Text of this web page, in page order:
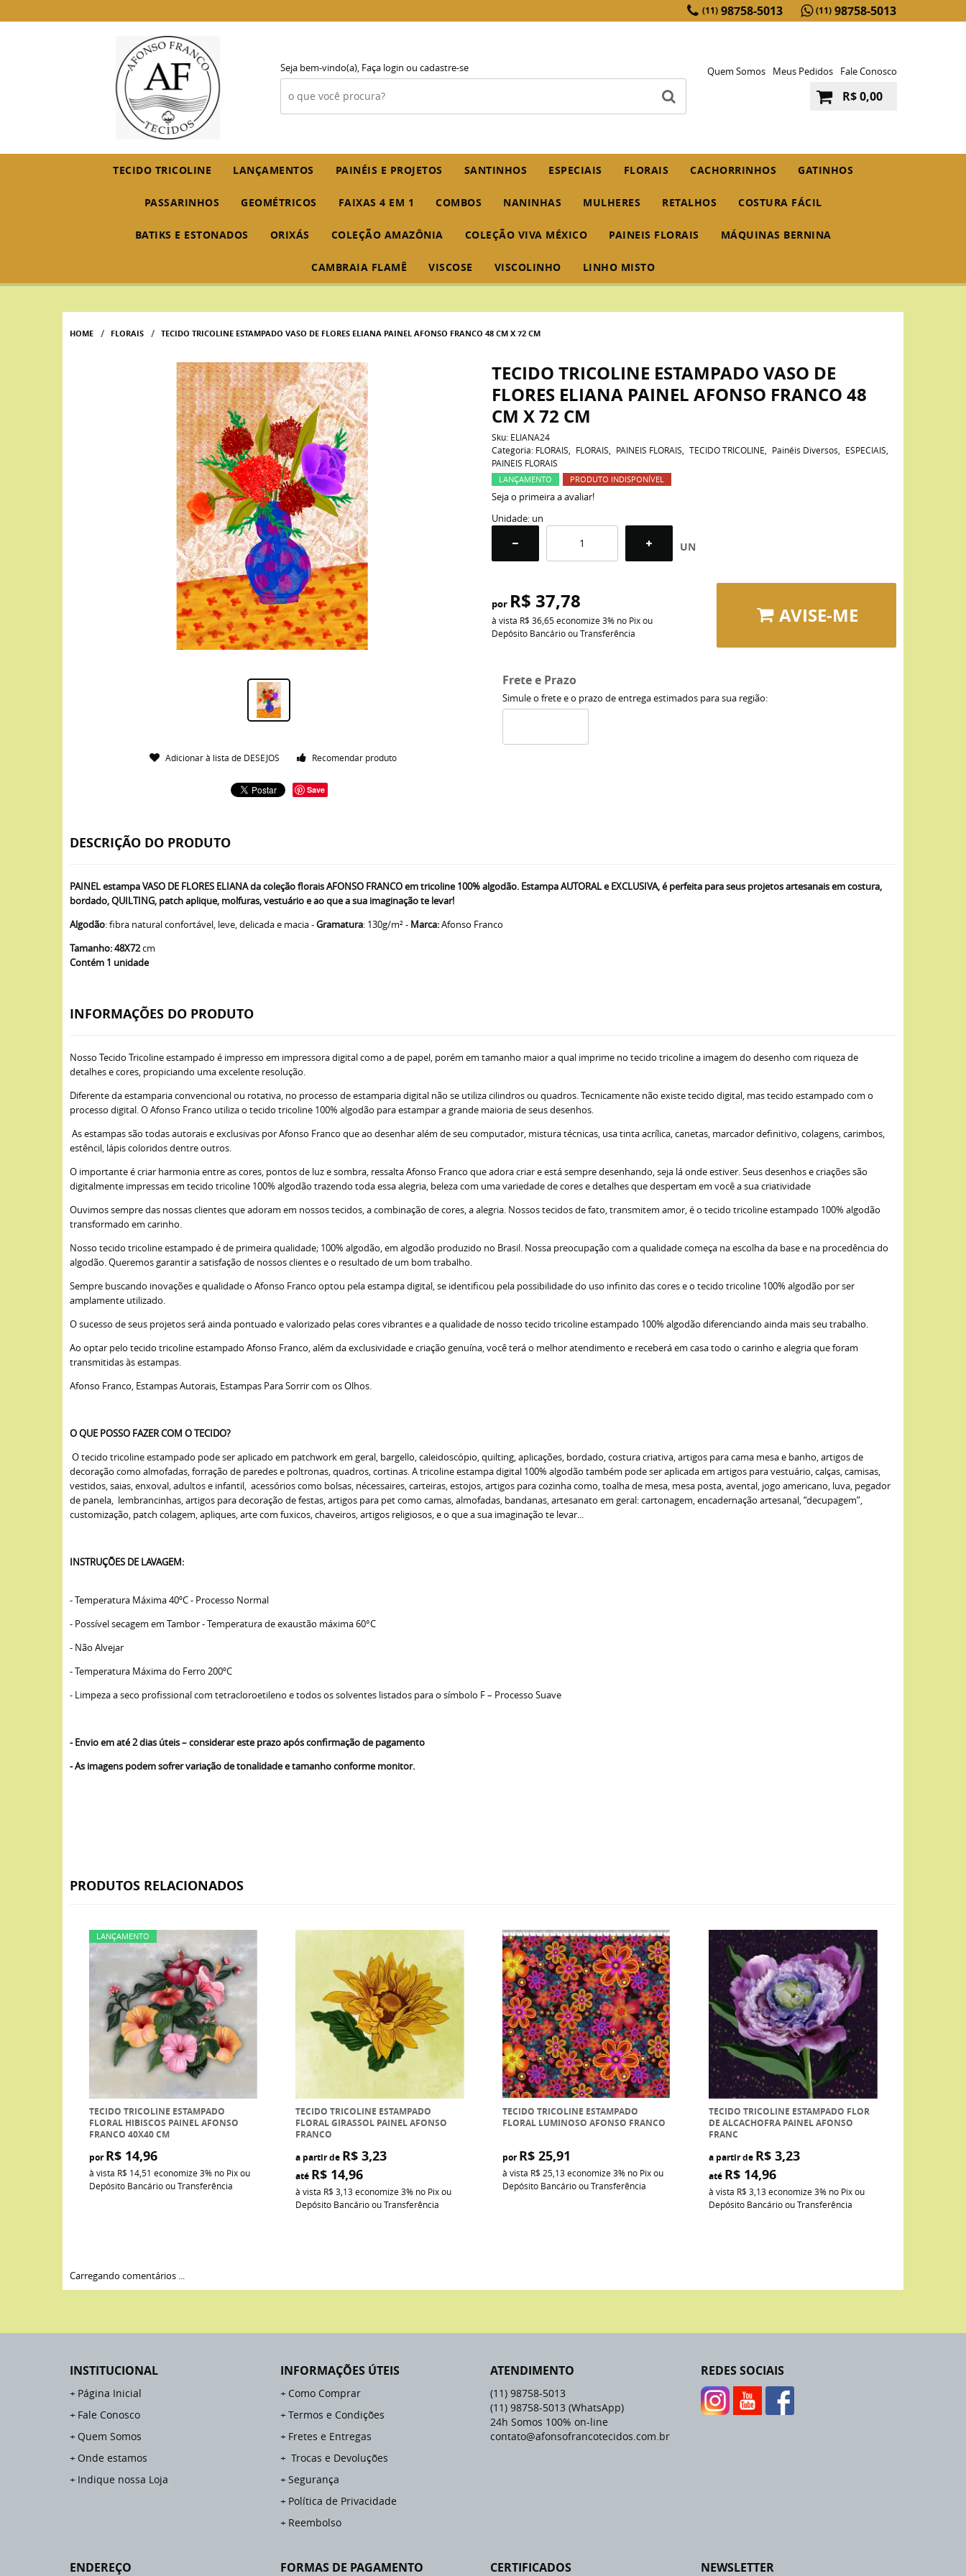
(11) 98758-5013 (11) 98758-5013
Seja bem-vindo(a), Faça login ou cadastre-se Quem Somos Meus Pedidos Fale Conosco
R$ 0,00
TECIDO TRICOLINE LANÇAMENTOS PAINÉIS E PROJETOS SANTINHOS ESPECIAIS FLORAIS CACHORRINHOS GATINHOS
PASSARINHOS GEOMÉTRICOS FAIXAS 4 EM 1 COMBOS NANINHAS MULHERES RETALHOS COSTURA FÁCIL
BATIKS E ESTONADOS ORIXÁS COLEÇÃO AMAZÔNIA COLEÇÃO VIVA MÉXICO PAINEIS FLORAIS MÁQUINAS BERNINA
CAMBRAIA FLAMÊ VISCOSE VISCOLINHO LINHO MISTO
HOME FLORAIS TECIDO TRICOLINE ESTAMPADO VASO DE FLORES ELIANA PAINEL AFONSO FRANCO 48 CM X 72 CM
Adicionar à lista de DESEJOS Recomendar produto
Save
TECIDO TRICOLINE ESTAMPADO VASO DE
FLORES ELIANA PAINEL AFONSO FRANCO 48
CM X 72 CM
Sku: ELIANA24
Categoria: FLORAIS FLORAIS PAINEIS FLORAIS TECIDO TRICOLINE Painéis Diversos
ESPECIAIS
PAINEIS FLORAIS
LANÇAMENTO PRODUTO INDISPONÍVEL
Seja o primeira a avaliar!
Unidade: un
UN
por R$ 37,78
à vista R$ 36,65economize3% no Pix ou
Depósito Bancário ou Transferência
AVISE-ME
Frete e Prazo
Simule o frete e o prazo de entrega estimados para sua região:
DESCRIÇÃO DO PRODUTO
PAINEL estampa VASO DE FLORES ELIANA da coleção florais AFONSO FRANCO em tricoline 100% algodão. Estampa AUTORAL e EXCLUSIVA, é perfeita para seus projetos artesanais em costura,
bordado, QUILTING, patch aplique, molfuras, vestuário e ao que a sua imaginação te levar!
Algodão: fibra natural confortável, leve, delicada e macia -Gramatura: 130g/m² - Marca:Afonso Franco
Tamanho: 48X72cm
Contém 1 unidade
INFORMAÇÕES DO PRODUTO
Nosso Tecido Tricoline estampado é impresso em impressora digital como a de papel, porém em tamanho maior a qual imprime no tecido tricoline a imagem do desenho com riqueza de
detalhes e cores, propiciando uma excelente resolução.
Diferente da estamparia convencional ou rotativa, no processo de estamparia digital não se utiliza cilindros ou quadros. Tecnicamente não existe tecido digital, mas tecido estampado com o
processo digital. O Afonso Franco utiliza o tecido tricoline 100% algodão para estampar a grande maioria de seus desenhos.
As estampas são todas autorais e exclusivas por Afonso Franco que ao desenhar além de seu computador, mistura técnicas, usa tinta acrílica, canetas, marcador definitivo, colagens, carimbos,
estêncil, lápis coloridos dentre outros.
O importante é criar harmonia entre as cores, pontos de luz e sombra, ressalta Afonso Franco que adora criar e está sempre desenhando, seja lá onde estiver. Seus desenhos e criações são
digitalmente impressas em tecido tricoline 100% algodão trazendo toda essa alegria, beleza com uma variedade de cores e detalhes que despertam em você a sua criatividade
Ouvimos sempre das nossas clientes que adoram em nossos tecidos, a combinação de cores, a alegria. Nossos tecidos de fato, transmitem amor, é o tecido tricoline estampado 100% algodão
transformado em carinho.
Nosso tecido tricoline estampado é de primeira qualidade; 100% algodão, em algodão produzido no Brasil. Nossa preocupação com a qualidade começa na escolha da base e na procedência do
algodão. Queremos garantir a satisfação de nossos clientes e o resultado de um bom trabalho.
Sempre buscando inovações e qualidade o Afonso Franco optou pela estampa digital, se identificou pela possibilidade do uso infinito das cores e o tecido tricoline 100% algodão por ser
amplamente utilizado.
O sucesso de seus projetos será ainda pontuado e valorizado pelas cores vibrantes e a qualidade de nosso tecido tricoline estampado 100% algodão diferenciando ainda mais seu trabalho.
Ao optar pelo tecido tricoline estampado Afonso Franco, além da exclusividade e criação genuína, você terá o melhor atendimento e receberá em casa todo o carinho e alegria que foram
transmitidas às estampas.
Afonso Franco, Estampas Autorais, Estampas Para Sorrir com os Olhos.
O QUE POSSO FAZER COM O TECIDO?
O tecido tricoline estampado pode ser aplicado em patchwork em geral, bargello, caleidoscópio, quilting, aplicações, bordado, costura criativa, artigos para cama mesa e banho, artigos de
decoração como almofadas, forração de paredes e poltronas, quadros, cortinas. A tricoline estampa digital 100% algodão também pode ser aplicada em artigos para vestuário, calças, camisas,
vestidos, saias, enxoval, adultos e infantil, acessórios como bolsas, nécessaires, carteiras, estojos, artigos para cozinha como, toalha de mesa, mesa posta, avental, jogo americano, luva, pegador
de panela, lembrancinhas, artigos para decoração de festas, artigos para pet como camas, almofadas, bandanas, artesanato em geral: cartonagem, encadernação artesanal, “decupagem”,
customização, patch colagem, apliques, arte com fuxicos, chaveiros, artigos religiosos, e o que a sua imaginação te levar...
INSTRUÇÕES DE LAVAGEM:
- Temperatura Máxima 40ºC - Processo Normal
- Possível secagem em Tambor - Temperatura de exaustão máxima 60°C
- Não Alvejar
- Temperatura Máxima do Ferro 200ºC
- Limpeza a seco profissional com tetracloroetileno e todos os solventes listados para o símbolo F – Processo Suave
- Envio em até 2 dias úteis – considerar este prazo após confirmação de pagamento
- As imagens podem sofrer variação de tonalidade e tamanho conforme monitor.
PRODUTOS RELACIONADOS
LANÇAMENTO
TECIDO TRICOLINE ESTAMPADO
FLORAL HIBISCOS PAINEL AFONSO
FRANCO 40X40 CM
por R$ 14,96
à vista R$ 14,51 economize3% no Pix ou
Depósito Bancário ou Transferência
TECIDO TRICOLINE ESTAMPADO
FLORAL GIRASSOL PAINEL AFONSO
FRANCO
a partir de R$ 3,23
até R$ 14,96
à vista R$ 3,13economize3% no Pix ou
Depósito Bancário ou Transferência
TECIDO TRICOLINE ESTAMPADO
FLORAL LUMINOSO AFONSO FRANCO
por R$ 25,91
à vista R$ 25,13economize3% no Pix ou
Depósito Bancário ou Transferência
TECIDO TRICOLINE ESTAMPADO FLOR
DE ALCACHOFRA PAINEL AFONSO
FRANC
a partir de R$ 3,23
até R$ 14,96
à vista R$ 3,13economize3% no Pix ou
Depósito Bancário ou Transferência
Carregando comentários ...
INSTITUCIONAL
Página Inicial
Fale Conosco
Quem Somos
Onde estamos
Indique nossa Loja
INFORMAÇÕES ÚTEIS
Como Comprar
Termos e Condições
Fretes e Entregas
Trocas e Devoluções
Segurança
Política de Privacidade
Reembolso
ATENDIMENTO
(11) 98758-5013
(11) 98758-5013 (WhatsApp)
24h Somos 100% on-line
contato@afonsofrancotecidos.com.br
REDES SOCIAIS
ENDEREÇO FORMAS DE PAGAMENTO CERTIFICADOS NEWSLETTER